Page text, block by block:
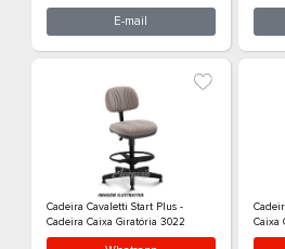
E-mail